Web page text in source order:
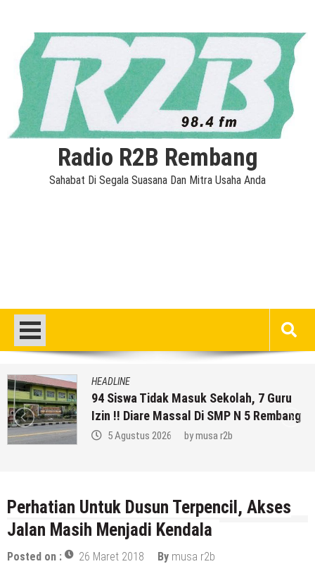
Radio R2B Rembang
Sahabat Di Segala Suasana Dan Mitra Usaha Anda
HEADLINE
94 Siswa Tidak Masuk Sekolah, 7 Guru
Izin !! Diare Massal Di SMP N 5 Rembang
5 Agustus 2026 bymusa r2b
Perhatian Untuk Dusun Terpencil, Akses
Jalan Masih Menjadi Kendala
Posted on : 26 Maret 2018 By musa r2b